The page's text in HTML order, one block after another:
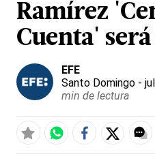
Ramírez
Cuenta'
EFE
Santo Domingo -
min de lectura